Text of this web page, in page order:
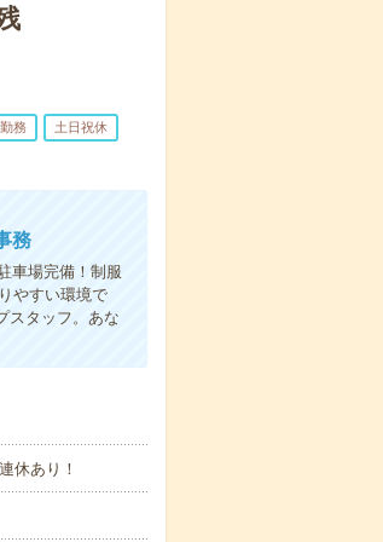
務 土日祝休
務
車場完備！制服
やすい環境で
スタッフ。あな
休あり！